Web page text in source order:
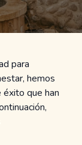
para
hemos
que han